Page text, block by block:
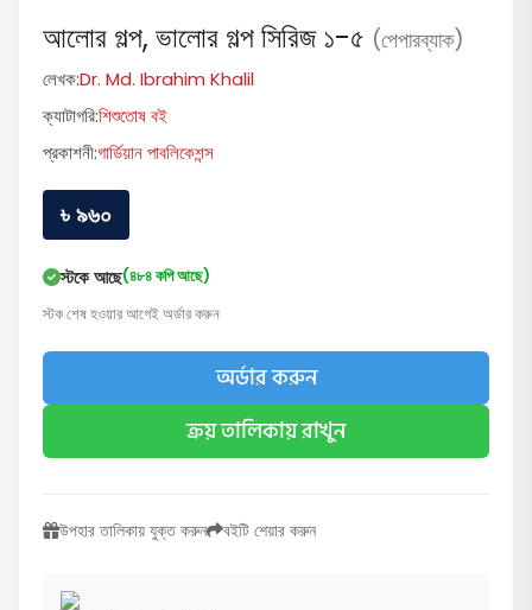
আলোর গল্প, ভালোর গল্প সিরিজ ১-৫ (পেপারব্যাক)
লেখক:Dr. Md. Ibrahim Khalil
ক্যাটাগরি:শিশুতোষ বই
প্রকাশনী:গার্ডিয়ান পাবলিকেশন্স
৳ ৯৬০
স্টকে আছে(৪৮৪ কপি আছে)
স্টক শেষ হওয়ার আগেই অর্ডার করুন
অর্ডার করুন
ক্রয় তালিকায় রাখুন
উপহার তালিকায় যুক্ত করুন বইটি শেয়ার করুন